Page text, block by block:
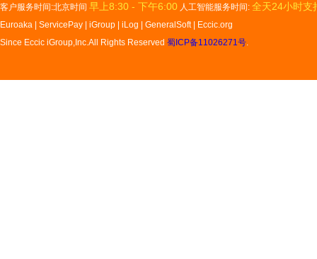
客户服务时间:北京时间 早上8:30 - 下午6:00 人工智能服务时间: 全天24小时支
Euroaka ServicePay iGroup iLog GeneralSoft|
Eccic.org
Since Eccic iGroup,Inc.All Rights Reserved 蜀ICP备11026271号.